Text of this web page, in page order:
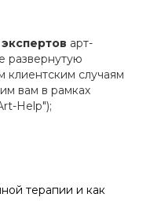
арт-
развернутую
клиентским случаям
вам в рамках
Help");
терапии и как